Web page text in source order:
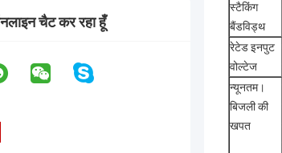
चैट कर रहा हूँ
स्टैकिंग
बैंडविड्थ
रेटेड इनपुट
वोल्टेज
न्यूनतम।
बिजली की
खपत